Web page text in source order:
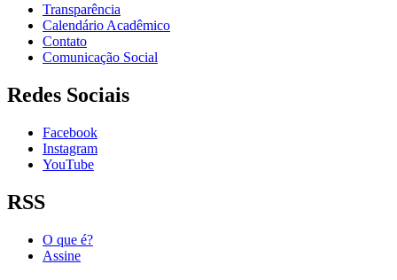
Transparência
Calendário Acadêmico
Contato
Comunicação Social
Redes Sociais
Facebook
Instagram
YouTube
RSS
O que é?
Assine